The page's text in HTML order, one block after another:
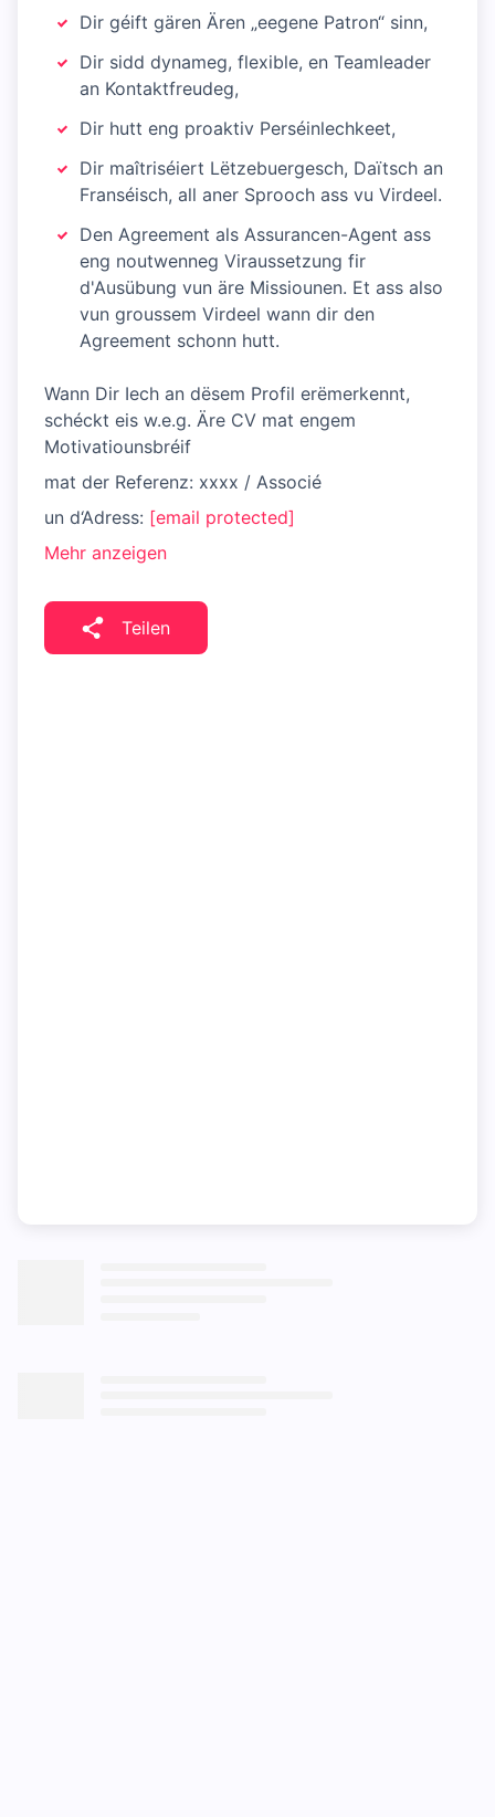
Dir géift gären Ären „eegene Patron“ sinn,
Dir sidd dynameg, flexible, en Teamleader
an Kontaktfreudeg,
Dir hutt eng proaktiv Perséinlechkeet,
Dir maîtriséiert Lëtzebuergesch, Daïtsch an
Franséisch, all aner Sprooch ass vu Virdeel.
Den Agreement als Assurancen-Agent ass
eng noutwenneg Viraussetzung fir
d'Ausübung vun äre Missiounen. Et ass also
vun groussem Virdeel wann dir den
Agreement schonn hutt.
Wann Dir Iech an dësem Profil erëmerkennt,
schéckt eis w.e.g. Äre CV mat engem
Motivatiounsbréif
mat der Referenz: xxxx / Associé
un d‘Adress: [email protected]
Mehr anzeigen
Teilen